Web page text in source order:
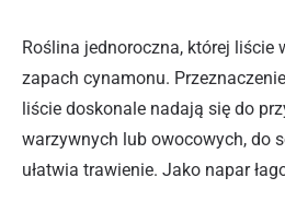
Roślina jednoroczna, której liście
zapach cynamonu.
liście doskonale nadają się do
warzywnych lub owocowych, do
ułatwia trawienie. Jako napar